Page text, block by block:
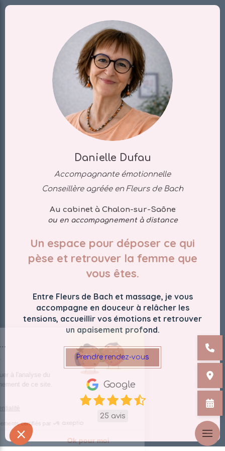
Danielle Dufau
Accompagnante émotionnelle
Conseillère agréée en Fleurs de Bach
Au cabinet à Chalon-sur-Saône
ou en accompagnement à distance
Un espace pour déposer ce qui
pèse et retrouver la femme que
vous êtes.
Entre Fleurs de Bach et massage, je vous
accompagne en douceur à relâcher les
tensions, accueillir vos émotions et retrouver
un apaisement profond.
Prendre rendez-vous
Google
25 avis
nous...
contribuer à l'analyse du
fonctionnement de ce site.
confidentialité
Consentements certifiés par
Ok pour moi